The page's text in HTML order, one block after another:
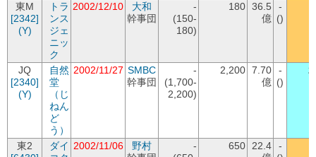
東M
[2342]
(Y)
トラ
ンス
ジェ
ニッ
ク
2002/12/10
大和
幹事団
-
(150-
180)
180 36.5
億
-
()
JQ
[2340]
(Y)
自然
堂
（じ
ねん
ど
う）
2002/11/27 SMBC
幹事団
-
(1,700-
2,200)
2,200 7.70
億
-
()
東2
ダイ 2002/11/06
野村
-
650
22.4
-